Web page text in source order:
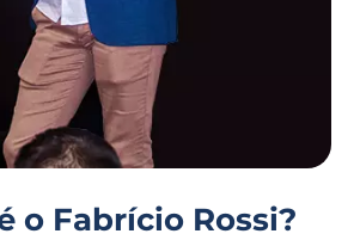
o Fabrício Rossi?